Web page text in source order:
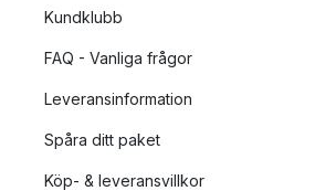
Kundklubb
FAQ - Vanliga frågor
Leveransinformation
Spåra ditt paket
Köp- & leveransvillkor